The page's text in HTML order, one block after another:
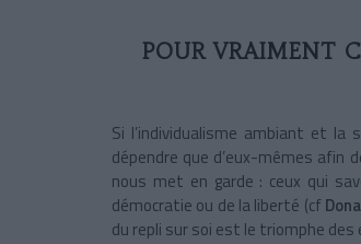
POUR VRAIMENT
Si l’individualisme ambiant et la
dépendre que d’eux-mêmes afin
nous met en garde : ceux qui
démocratie ou de la liberté (cf
du repli sur soi est le triomphe